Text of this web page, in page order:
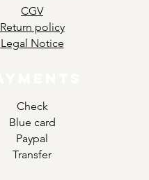
CGV
Return policy
Legal Notice
Check
Blue card
Paypal
Transfer